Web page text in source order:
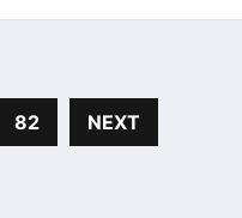
82 NEXT